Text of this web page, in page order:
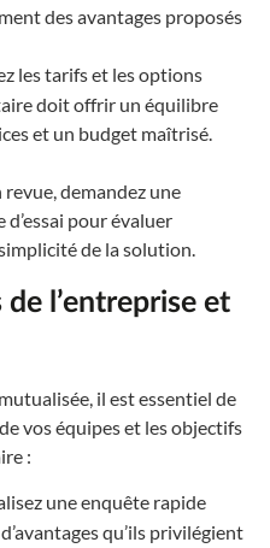
des avantages proposés
les tarifs et les options
doit offrir un équilibre
et un budget maîtrisé.
revue, demandez une
pour évaluer
de la solution.
de l’entreprise et
il est essentiel de
vos équipes et les objectifs
:
une enquête rapide
qu’ils privilégient